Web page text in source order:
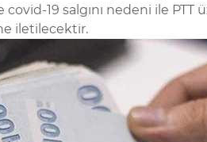
19 salgını nedeni ile PTT
iletilecektir.